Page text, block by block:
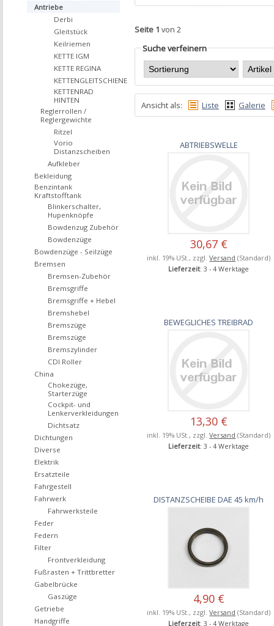
Seite 1 von 2
Suche verfeinern
Ansicht als: Liste Galerie
ABTRIEBSWELLE
30,67 €
inkl. 19% USt., zzgl.Versand (Standard)
Lieferzeit: 3 - 4 Werktage
BEWEGLICHES TREIBRAD
13,30 €
inkl. 19% USt., zzgl.Versand (Standard)
Lieferzeit: 3 - 4 Werktage
DISTANZSCHEIBE DAE 45 km/h
4,90 €
inkl. 19% USt., zzgl.Versand (Standard)
Lieferzeit: 3 - 4 Werktage
Antriebe
Derbi
Gleitstück
Keilriemen
KETTE IGM
KETTE REGINA
KETTENGLEITSCHIENE
KETTENRAD
HINTEN
Reglerrollen /
Reglergewichte
Ritzel
Vorio
Distanzscheiben
Aufkleber
Bekleidung
Benzintank
Kraftstofftank
Blinkerschalter,
Hupenknöpfe
Bowdenzug Zubehör
Bowdenzüge
Bowdenzüge - Seilzüge
Bremsen
Bremsen-Zubehör
Bremsgriffe
Bremsgriffe + Hebel
Bremshebel
Bremszüge
Bremszüge
Bremszylinder
CDI Roller
China
Chokezüge,
Starterzüge
Cockpit- und
Lenkerverkleidungen
Dichtsatz
Dichtungen
Diverse
Elektrik
Ersatzteile
Fahrgestell
Fahrwerk
Fahrwerksteile
Feder
Federn
Filter
Frontverkleidung
Fußrasten + Trittbretter
Gabelbrücke
Gaszüge
Getriebe
Handgriffe